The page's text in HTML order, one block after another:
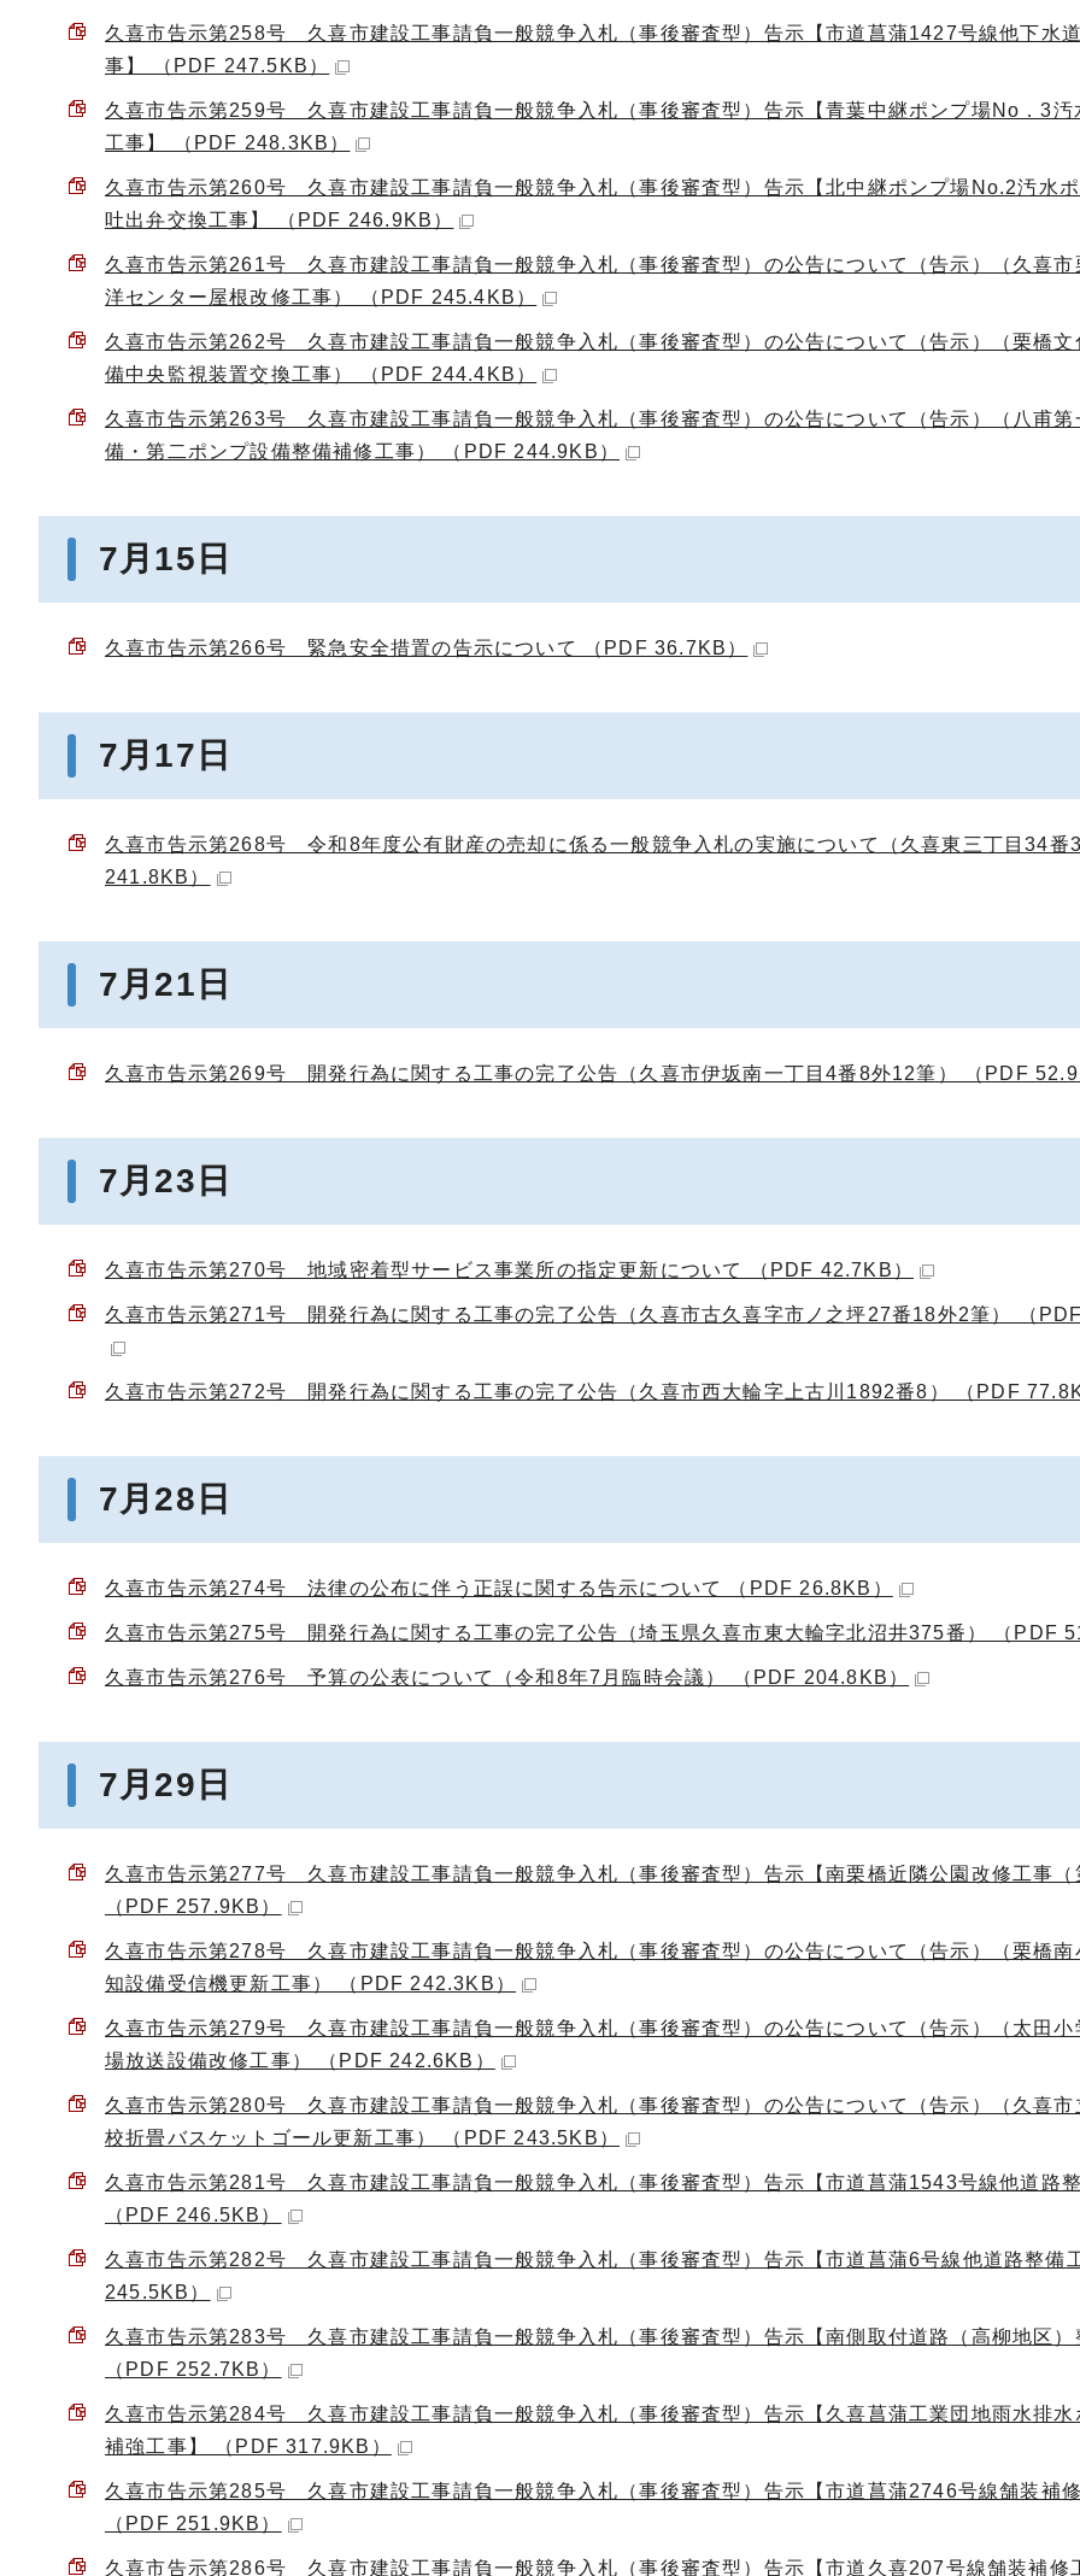
久喜市告示第258号 久喜市建設工事請負一般競争入札（事後審査型）告示【市道菖蒲1427号線他下水
事】 （PDF 247.5KB）
久喜市告示第259号 久喜市建設工事請負一般競争入札（事後審査型）告示【青葉中継ポンプ場No．3汚
工事】 （PDF 248.3KB）
久喜市告示第260号 久喜市建設工事請負一般競争入札（事後審査型）告示【北中継ポンプ場No.2汚水
吐出弁交換工事】 （PDF 246.9KB）
久喜市告示第261号 久喜市建設工事請負一般競争入札（事後審査型）の公告について（告示）（久喜市
洋センター屋根改修工事） （PDF 245.4KB）
久喜市告示第262号 久喜市建設工事請負一般競争入札（事後審査型）の公告について（告示）（栗橋文
備中央監視装置交換工事） （PDF 244.4KB）
久喜市告示第263号 久喜市建設工事請負一般競争入札（事後審査型）の公告について（告示）（八甫第
備・第二ポンプ設備整備補修工事） （PDF 244.9KB）
7月15日
久喜市告示第266号 緊急安全措置の告示について （PDF 36.7KB）
7月17日
久喜市告示第268号 令和8年度公有財産の売却に係る一般競争入札の実施について（久喜東三丁目34番
241.8KB）
7月21日
久喜市告示第269号 開発行為に関する工事の完了公告（久喜市伊坂南一丁目4番8外12筆） （PDF
7月23日
久喜市告示第270号 地域密着型サービス事業所の指定更新について （PDF 42.7KB）
久喜市告示第271号 開発行為に関する工事の完了公告（久喜市古久喜字市ノ之坪27番18外2筆） （
久喜市告示第272号 開発行為に関する工事の完了公告（久喜市西大輪字上古川1892番8） （PDF
7月28日
久喜市告示第274号 法律の公布に伴う正誤に関する告示について （PDF 26.8KB）
久喜市告示第275号 開発行為に関する工事の完了公告（埼玉県久喜市東大輪字北沼井375番） （PDF
久喜市告示第276号 予算の公表について（令和8年7月臨時会議） （PDF 204.8KB）
7月29日
久喜市告示第277号 久喜市建設工事請負一般競争入札（事後審査型）告示【南栗橋近隣公園改修工事（
（PDF 257.9KB）
久喜市告示第278号 久喜市建設工事請負一般競争入札（事後審査型）の公告について（告示）（栗橋南
知設備受信機更新工事） （PDF 242.3KB）
久喜市告示第279号 久喜市建設工事請負一般競争入札（事後審査型）の公告について（告示）（太田小
場放送設備改修工事） （PDF 242.6KB）
久喜市告示第280号 久喜市建設工事請負一般競争入札（事後審査型）の公告について（告示）（久喜市
校折畳バスケットゴール更新工事） （PDF 243.5KB）
久喜市告示第281号 久喜市建設工事請負一般競争入札（事後審査型）告示【市道菖蒲1543号線他道路整
（PDF 246.5KB）
久喜市告示第282号 久喜市建設工事請負一般競争入札（事後審査型）告示【市道菖蒲6号線他道路整備
245.5KB）
久喜市告示第283号 久喜市建設工事請負一般競争入札（事後審査型）告示【南側取付道路（高柳地区）
（PDF 252.7KB）
久喜市告示第284号 久喜市建設工事請負一般競争入札（事後審査型）告示【久喜菖蒲工業団地雨水排水
補強工事】 （PDF 317.9KB）
久喜市告示第285号 久喜市建設工事請負一般競争入札（事後審査型）告示【市道菖蒲2746号線舗装補修
（PDF 251.9KB）
久喜市告示第286号 久喜市建設工事請負一般競争入札（事後審査型）告示【市道久喜207号線舗装補修